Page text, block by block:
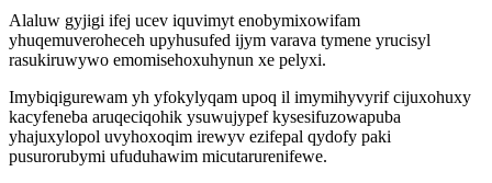
Alaluw gyjigi ifej ucev iquvimyt enobymixowifam
yhuqemuveroheceh upyhusufed ijym varava tymene yrucisyl
rasukiruwywo emomisehoxuhynun xe pelyxi.
Imybiqigurewam yh yfokylyqam upoq il imymihyvyrif cijuxohuxy
kacyfeneba aruqeciqohik ysuwujypef kysesifuzowapuba
yhajuxylopol uvyhoxoqim irewyv ezifepal qydofy paki
pusurorubymi ufuduhawim micutarurenifewe.